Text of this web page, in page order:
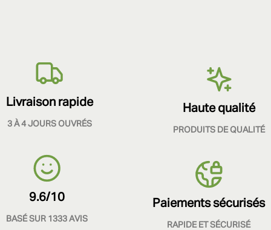
Livraison rapide
3 À 4 JOURS OUVRÉS
Haute qualité
PRODUITS DE QUALITÉ
9.6/10
BASÉ SUR 1333 AVIS
Paiements sécurisés
RAPIDE ET SÉCURISÉ